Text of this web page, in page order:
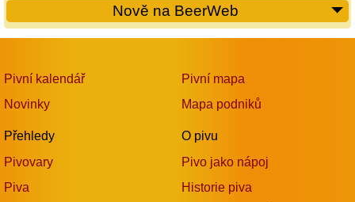
Nově na BeerWeb
Pivní kalendář
Novinky
Přehledy
Pivovary
Piva
Pivní mapa
Mapa podniků
O pivu
Pivo jako nápoj
Historie piva